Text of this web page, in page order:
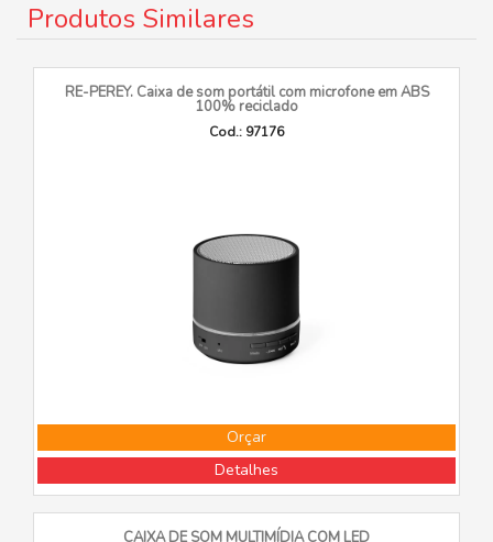
Produtos Similares
RE-PEREY. Caixa de som portátil com microfone em ABS
100% reciclado
Cod.: 97176
Orçar
Detalhes
CAIXA DE SOM MULTIMÍDIA COM LED